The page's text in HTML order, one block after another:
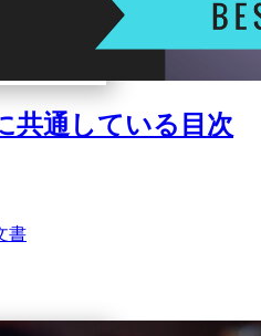
共通している目次
書